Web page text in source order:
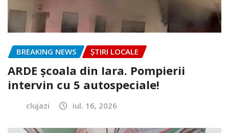
BREAKING NEWS ȘTIRI LOCALE
ARDE școala din Iara. Pompierii
intervin cu 5 autospeciale!
clujazi iul. 16, 2026